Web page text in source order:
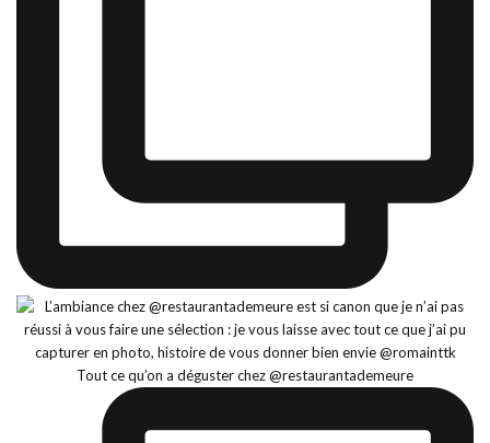
Tout ce qu’on a déguster chez @restaurantademeure